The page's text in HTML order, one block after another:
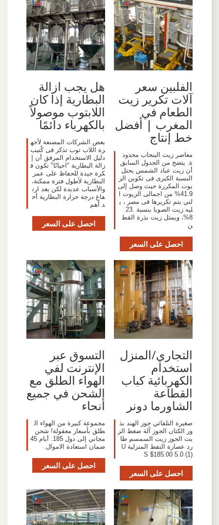
الفلبين سعر
آلات تكرير زيت
الطعام في
المغرب | أفضل
خط إنتاج
معاصر زيت البنجاب محدود
ة. يتضح من الجدول السابق
أن زيت عباد الشمس يحتل
النسبة الكبرى فى تكوين الز
يوت المكررة حيث وصل إلى
41.9% من اجمالى الزيوت ا
لتي يتم تكريرها فى مصر ، ي
ليه زيت الصويا بنسبة 23.
8%، ويمثل زيت بذرة القط
ن
احصل على السعر
هل يجب ازالة
البطارية إذا كان
اللابتوب موصولاً
بالكهرباء دائمًا
بعض الشركات المصنعة لأجه
زة اللاب توب تذكر فى كُتيب
دليل الاستخدام المرفق أن إ
زالة البطارية "احيانًا" تكون ف
كرة جيدة للحفاظ على عمر
البطارية لأطول فترة ممكنة،
والأسباب عديدة لكن يعد ارت
فاع درجة حرارة البطارية أح
د أهم
احصل على السعر
التجاري/المنزل
استخدام
الكهربائية كباب
القطاعة
الشاورما دونر
صغيرة التلقائي جوز الهند بذ
ور الكتان الجوز آلة ضغط الز
يت الجوز زيت السمسم طا
رد عصارة النفط المنزلية U
S $185.00 5.0 (1)
احصل على السعر
التسوق عبر
الإنترنت لفي
الهواء الطلق مع
الشحن في جميع
أنحاء
مجموعة كبيرة من الهواء ال
طلق بأسعار معقولة! شحن
مجاني إلى دول 185. أيام 45
ضمان استعادة الاموال.
احصل على السعر